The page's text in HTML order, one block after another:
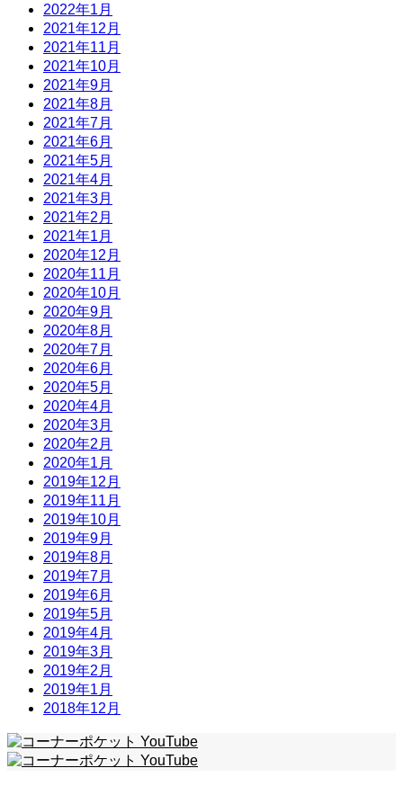
2022年1月
2021年12月
2021年11月
2021年10月
2021年9月
2021年8月
2021年7月
2021年6月
2021年5月
2021年4月
2021年3月
2021年2月
2021年1月
2020年12月
2020年11月
2020年10月
2020年9月
2020年8月
2020年7月
2020年6月
2020年5月
2020年4月
2020年3月
2020年2月
2020年1月
2019年12月
2019年11月
2019年10月
2019年9月
2019年8月
2019年7月
2019年6月
2019年5月
2019年4月
2019年3月
2019年2月
2019年1月
2018年12月